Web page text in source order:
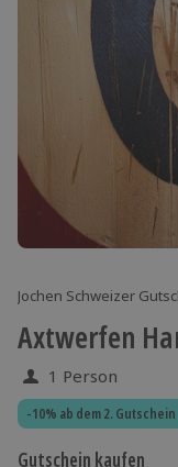
Jochen Schweizer
Axtwerfen
1 Person
-10% ab dem 2. Gutschein
Gutschein kaufen